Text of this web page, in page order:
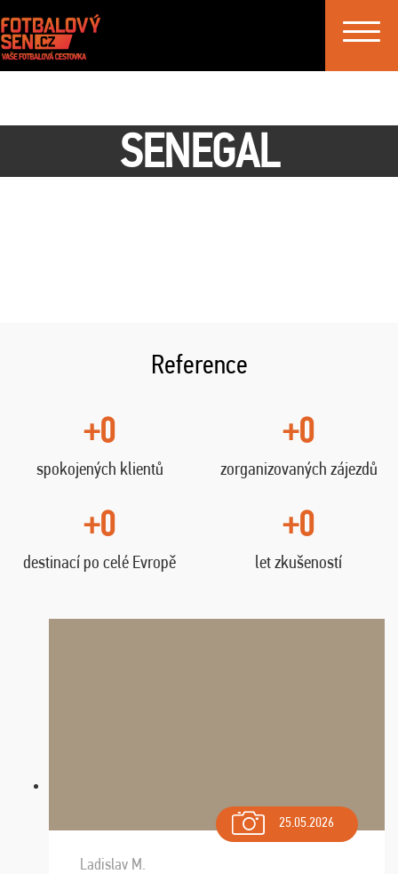
Toggle
SENEGAL
Reference
+0
spokojených klientů
+0
zorganizovaných zájezdů
+0
destinací po celé Evropě
+0
let zkušeností
25.05.2026
Ladislav M.